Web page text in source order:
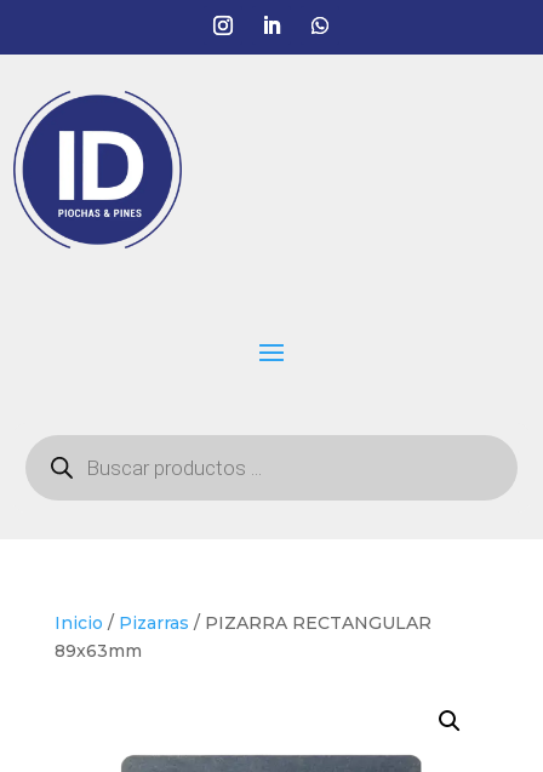
Búsqueda
de
productos
Inicio / Pizarras / PIZARRA RECTANGULAR
89x63mm